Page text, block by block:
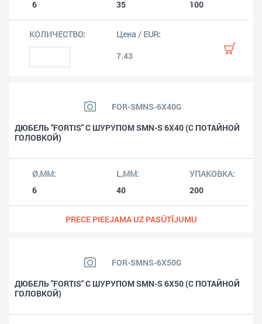
6 35 100
7.43
FOR-SMNS-6X40G
ДЮБЕЛЬ "FORTIS" С ШУРУПОМ SMN-S 6X40 (С ПОТАЙНОЙ
ГОЛОВКОЙ)
6 40 200
PRECE PIEEJAMA UZ PASŪTĪJUMU
FOR-SMNS-6X50G
ДЮБЕЛЬ "FORTIS" С ШУРУПОМ SMN-S 6X50 (С ПОТАЙНОЙ
ГОЛОВКОЙ)